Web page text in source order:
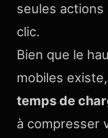
seules
clic.
Bien que le
mobiles
temps de
à compresser